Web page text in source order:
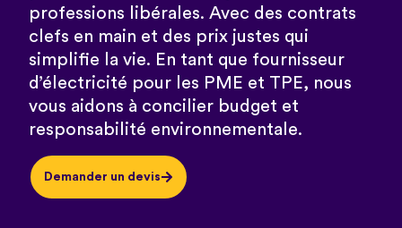
professions libérales. Avec des contrats
clefs en main et des prix justes qui
simplifie la vie. En tant que fournisseur
d’électricité pour les PME et TPE, nous
vous aidons à concilier budget et
responsabilité environnementale.
Demander un devis